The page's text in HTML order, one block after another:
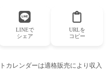
LINEで
シェア
URLを
コピー
カレンダーは適格販売により収入